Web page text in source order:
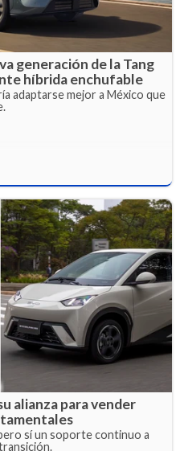
generación de la Tang
híbrida enchufable
adaptarse mejor a México que
alianza para vender
sí un soporte continuo a